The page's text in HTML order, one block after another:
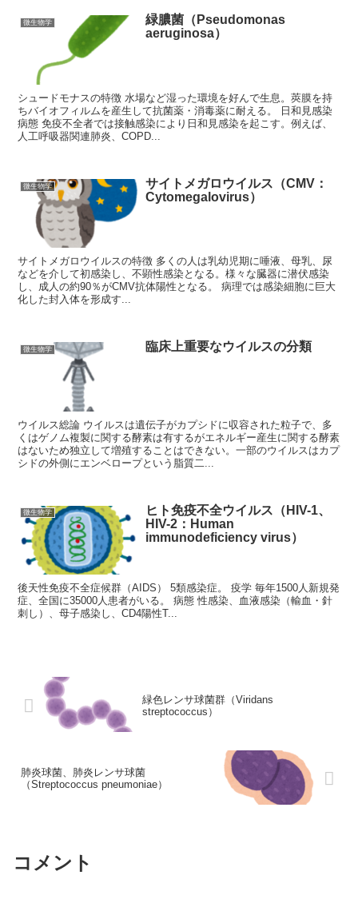
微生物学
緑膿菌（Pseudomonas
aeruginosa）
シュードモナスの特徴 水場など湿った環境を好んで生息。莢膜を持
ちバイオフィルムを産生して抗菌薬・消毒薬に耐える。 日和見感染
病態 免疫不全者では接触感染により日和見感染を起こす。例えば、
人工呼吸器関連肺炎、COPD...
微生物学
サイトメガロウイルス（CMV：
Cytomegalovirus）
サイトメガロウイルスの特徴 多くの人は乳幼児期に唾液、母乳、尿
などを介して初感染し、不顕性感染となる。様々な臓器に潜伏感染
し、成人の約90％がCMV抗体陽性となる。 病理では感染細胞に巨大
化した封入体を形成す...
微生物学 臨床上重要なウイルスの分類
ウイルス総論 ウイルスは遺伝子がカプシドに収容された粒子で、多
くはゲノム複製に関する酵素は有するがエネルギー産生に関する酵素
はないため独立して増殖することはできない。一部のウイルスはカプ
シドの外側にエンベロープという脂質二...
微生物学
ヒト免疫不全ウイルス（HIV-1、
HIV-2：Human
immunodeficiency virus）
後天性免疫不全症候群（AIDS） 5類感染症。 疫学 毎年1500人新規発
症、全国に35000人患者がいる。 病態 性感染、血液感染（輸血・針
刺し）、母子感染し、CD4陽性T...
緑色レンサ球菌群（Viridans
streptococcus）
肺炎球菌、肺炎レンサ球菌
（Streptococcus pneumoniae）
コメント